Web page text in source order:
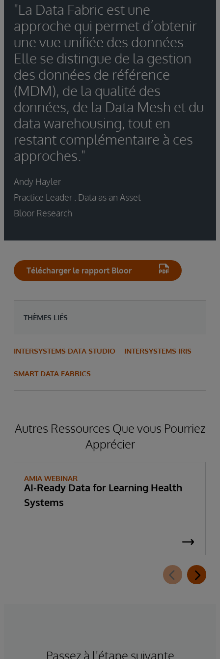
"La Data Fabric est une
approche qui permet d’obtenir
une vue unifiée des données.
Elle se distingue de la gestion
des données de référence
(MDM), de la qualité des
données, de la Data Mesh et du
data warehousing, tout en
restant complémentaire à ces
approches."
Andy Hayler
Practice Leader : Data as an Asset
Bloor Research
Télécharger le rapport Bloor
THÈMES LIÉS
INTERSYSTEMS DATA STUDIO INTERSYSTEMS IRIS
SMART DATA FABRICS
Autres Ressources Que vous Pourriez
Apprécier
AMIA WEBINAR
AI-Ready Data for Learning Health
Systems
Passez à l'étape suivante